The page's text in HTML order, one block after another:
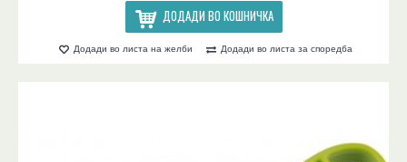
ДОДАДИ ВО КОШНИЧКА
Додади во листа на желби Додади во листа за споредба